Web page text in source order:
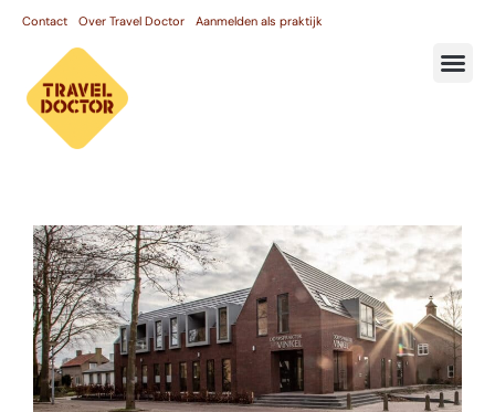
Contact Over Travel Doctor Aanmelden als praktijk